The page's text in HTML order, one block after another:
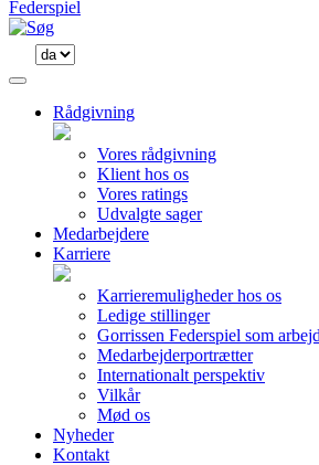
Rådgivning
Vores rådgivning
Klient hos os
Vores ratings
Udvalgte sager
Medarbejdere
Karriere
Karrieremuligheder hos os
Ledige stillinger
Gorrissen Federspiel som
Medarbejderportrætter
Internationalt perspektiv
Vilkår
Mød os
Nyheder
Kontakt